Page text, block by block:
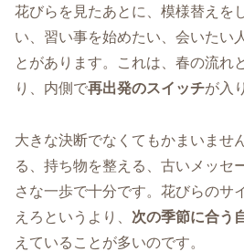
花びらを見たあとに、模様替えを
い、習い事を始めたい、会いたい
とがあります。これは、春の流れ
り、内側で再出発のスイッチが入
大きな決断でなくてもかまいませ
る、持ち物を整える、古いメッセ
さな一歩で十分です。花びらのサ
えろというより、 次の季節に合う
えていることが多いのです。